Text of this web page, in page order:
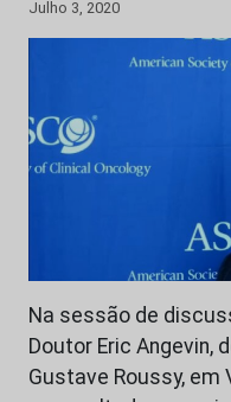
Julho 3, 2020
Na sessão de
Doutor Eric Angevin,
Gustave Roussy, em